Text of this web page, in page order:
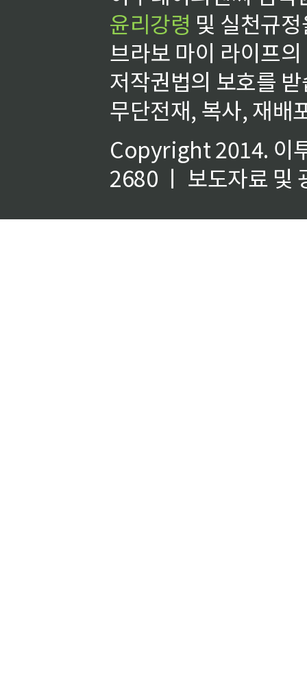
윤리강령 및 실천규
브라보 마이 라이프
저작권법의 보호를
무단전재, 복사, 재배
Copyright 2014. 이
2680 ㅣ 보도자료